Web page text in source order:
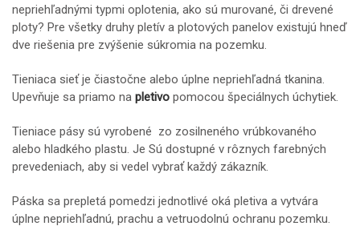
nepriehľadnými typmi oplotenia, ako sú murované, či drevené
ploty? Pre všetky druhy pletív a plotových panelov existujú hneď
dve riešenia pre zvýšenie súkromia na pozemku.
Tieniaca sieť je čiastočne alebo úplne nepriehľadná tkanina.
Upevňuje sa priamo na pletivo pomocou špeciálnych úchytiek.
Tieniace pásy sú vyrobené zo zosilneného vrúbkovaného
alebo hladkého plastu. Je Sú dostupné v rôznych farebných
prevedeniach, aby si vedel vybrať každý zákazník.
Páska sa prepletá pomedzi jednotlivé oká pletiva a vytvára
úplne nepriehľadnú, prachu a vetruodolnú ochranu pozemku.